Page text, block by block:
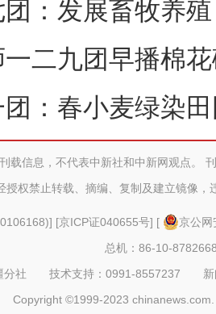
团：发展畜牧养
二九团早播棉
：春小麦绿染田
载信息，不代表中新社和中新网观点。
授权禁止转载、摘编、复制及建立镜像，
] [京ICP证040655号] [
京公
总机：86-10-
疆分社 技术支持：0991-8557237
Copyright ©1999-2023